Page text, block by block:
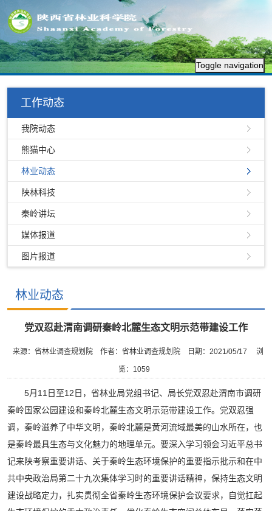
Toggle navigation
工作动态
我院动态
熊猫中心
林业动态
陕林科技
秦岭讲坛
媒体报道
图片报道
林业动态
党双忍赴渭南调研秦岭北麓生态文明示范带建设工作
来源：省林业调查规划院 作者：省林业调查规划院 日期：2021/05/17 浏
览： 1059
5月11日至12日，省林业局党组书记、局长党双忍赴渭南市调研
秦岭国家公园建设和秦岭北麓生态文明示范带建设工作。党双忍强
调，秦岭滋养了中华文明，秦岭北麓是黄河流域最美的山水所在，也
是秦岭最具生态与文化魅力的地理单元。要深入学习领会习近平总书
记来陕考察重要讲话、关于秦岭生态环境保护的重要指示批示和在中
共中央政治局第二十九次集体学习时的重要讲话精神，保持生态文明
建设战略定力，扎实贯彻全省秦岭生态环境保护会议要求，自觉扛起